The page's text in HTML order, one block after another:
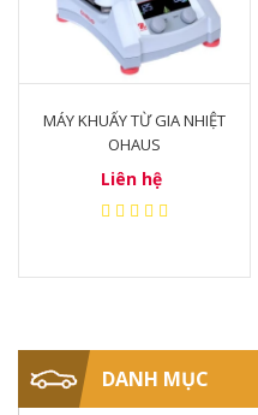
MÁY KHUẤY TỪ GIA NHIỆT
OHAUS
Liên hệ
DANH MỤC